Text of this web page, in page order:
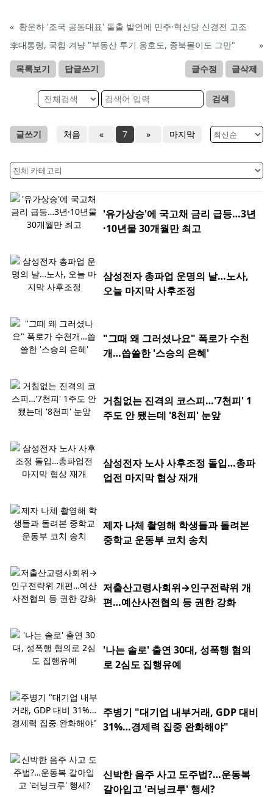
« 황운하 '조국 공동대표' 돌출 발언에 민주·혁신당 신경전 고조
李대통령, 국힘 겨냥 "부동산 투기 옹호도, 종북몰이도 그만"
»
목록보기 답글쓰기 글수정 글삭제
검색
글쓰기 처음 « 7 » 마지막
'유가상승'에 국고채 금리 급등…3년
·10년물 30개월만 최고
삼성전자 총파업 운명의 날…노사,
오늘 마지막 사후조정
"그때 왜 그러셨나요" 폭로가 수천
개…씁쓸한 '스승의 은혜'
거침없는 진격의 코스피…'7천피' 1
주도 안 됐는데 '8천피' 눈앞
삼성전자 노사 사후조정 돌입…총파
업전 마지막 협상 재개
제자 나체 촬영해 학생들과 돌려본
중학교 운동부 코치 송치
저출산고령사회위→인구전략위 개
편…예산사전협의 등 권한 강화
'나는 솔로' 출연 30대, 성폭행 혐의
로 2심도 집행유예
주병기 "대기업 내부거래, GDP 대비
31%…경제력 집중 완화해야"
신박한 음주 사고 도주법?…운동복
갈아입고 '러닝크루' 행세?